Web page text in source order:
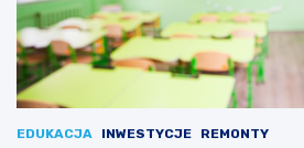
EDUKACJA INWESTYCJE REMONTY